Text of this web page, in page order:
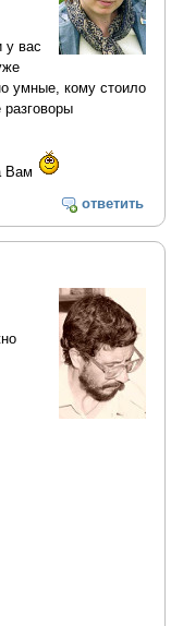
у вас
умные, кому стоило
Вам
ответить